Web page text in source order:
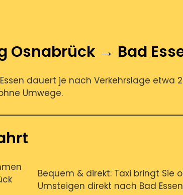
Osnabrück → Bad
dauert je nach Verkehrslage etwa
Umwege.
Bequem & direkt: Taxi bringt Sie
Umsteigen direkt nach Bad